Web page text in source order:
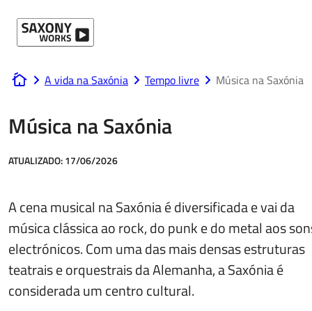
www.saxony-works.com
A vida na Saxónia Tempo livre Música na Saxónia
Música na Saxónia
ATUALIZADO:17/06/2026
A cena musical na Saxónia é diversificada e vai da
música clássica ao rock, do punk e do metal aos
electrónicos. Com uma das mais densas estruturas
teatrais e orquestrais da Alemanha, a Saxónia é
considerada um centro cultural.